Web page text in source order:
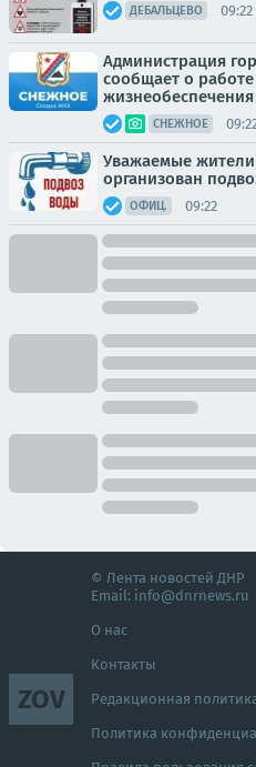
ДЕБАЛЬЦЕВО 09:22
Администрация
сообщает о
жизнеобеспечения
СНЕЖНОЕ
Уважаемые жители
организован
ОФИЦ. 09:22
ZOV
© Лента новостей ДНР
Email: info@dnrnews.ru
О нас
Контакты
Редакционная
Политика